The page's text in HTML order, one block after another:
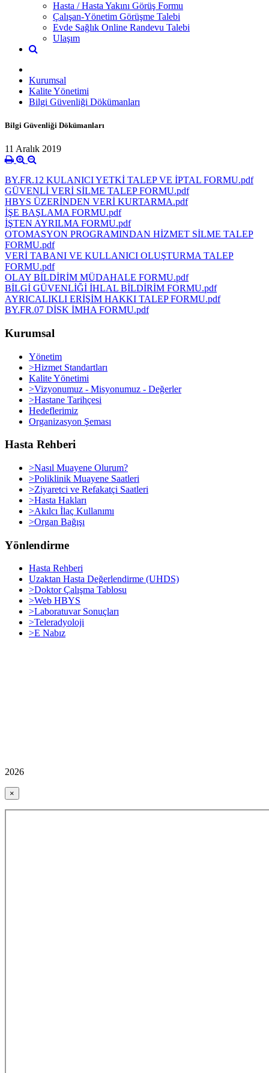
Hasta / Hasta Yakını Görüş Formu
Çalışan-Yönetim Görüşme Talebi
Evde Sağlık Online Randevu Talebi
Ulaşım
Kurumsal
Kalite Yönetimi
Bilgi Güvenliği Dökümanları
Bilgi Güvenliği Dökümanları
11 Aralık 2019
BY.FR.12 KULANICI YETKİ TALEP VE İPTAL FORMU.pdf
GÜVENLİ VERİ SİLME TALEP FORMU.pdf
HBYS ÜZERİNDEN VERİ KURTARMA.pdf
İŞE BAŞLAMA FORMU.pdf
İŞTEN AYRILMA FORMU.pdf
OTOMASYON PROGRAMINDAN HİZMET SİLME TALEP
FORMU.pdf
VERİ TABANI VE KULLANICI OLUŞTURMA TALEP
FORMU.pdf
OLAY BİLDİRİM MÜDAHALE FORMU.pdf
BİLGİ GÜVENLİĞİ İHLAL BİLDİRİM FORMU.pdf
AYRICALIKLI ERİŞİM HAKKI TALEP FORMU.pdf
BY.FR.07 DİSK İMHA FORMU.pdf
Kurumsal
Yönetim
>Hizmet Standartları
Kalite Yönetimi
>Vizyonumuz - Misyonumuz - Değerler
>Hastane Tarihçesi
Hedeflerimiz
Organizasyon Şeması
Hasta Rehberi
>Nasıl Muayene Olurum?
>Poliklinik Muayene Saatleri
>Ziyaretci ve Refakatçi Saatleri
>Hasta Hakları
>Akılcı İlaç Kullanımı
>Organ Bağışı
Yönlendirme
Hasta Rehberi
Uzaktan Hasta Değerlendirme (UHDS)
>Doktor Çalışma Tablosu
>Web HBYS
>Laboratuvar Sonuçları
>Teleradyoloji
>E Nabız
2026
×